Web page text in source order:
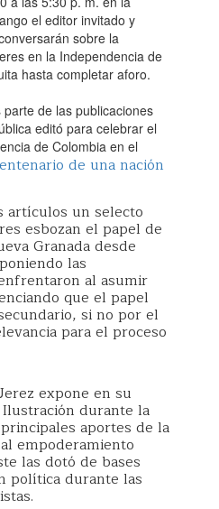
el editor invitado y
sobre la
en la Independencia de
hasta completar aforo.
de las publicaciones
editó para celebrar el
de Colombia en el
de una nación
artículos un selecto
esbozan el papel de
Granada desde
las
al asumir
que el papel
si no por el
para el proceso
expone en su
durante la
aportes de la
empoderamiento
las dotó de bases
política durante las